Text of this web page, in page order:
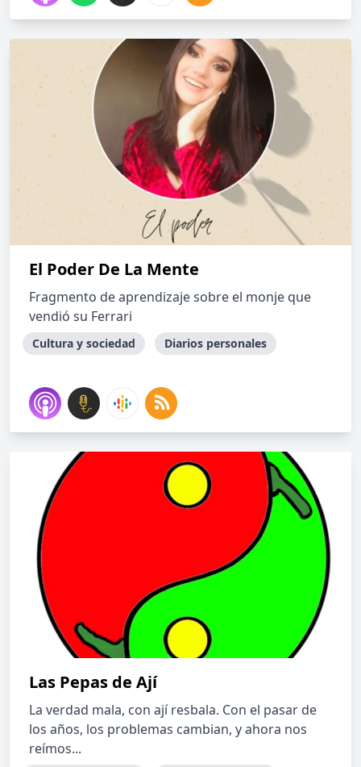
El Poder De La Mente
Fragmento de aprendizaje sobre el monje que
vendió su Ferrari
Cultura y sociedad Diarios personales
Las Pepas de Ají
La verdad mala, con ají resbala. Con el pasar de
los años, los problemas cambian, y ahora nos
reímos...